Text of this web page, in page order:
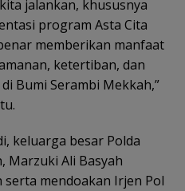
jalankan, khususnya
program Asta Cita
memberikan manfaat
ketertiban, dan
Bumi Serambi Mekkah,”
keluarga besar Polda
Marzuki Ali Basyah
mendoakan Irjen Pol